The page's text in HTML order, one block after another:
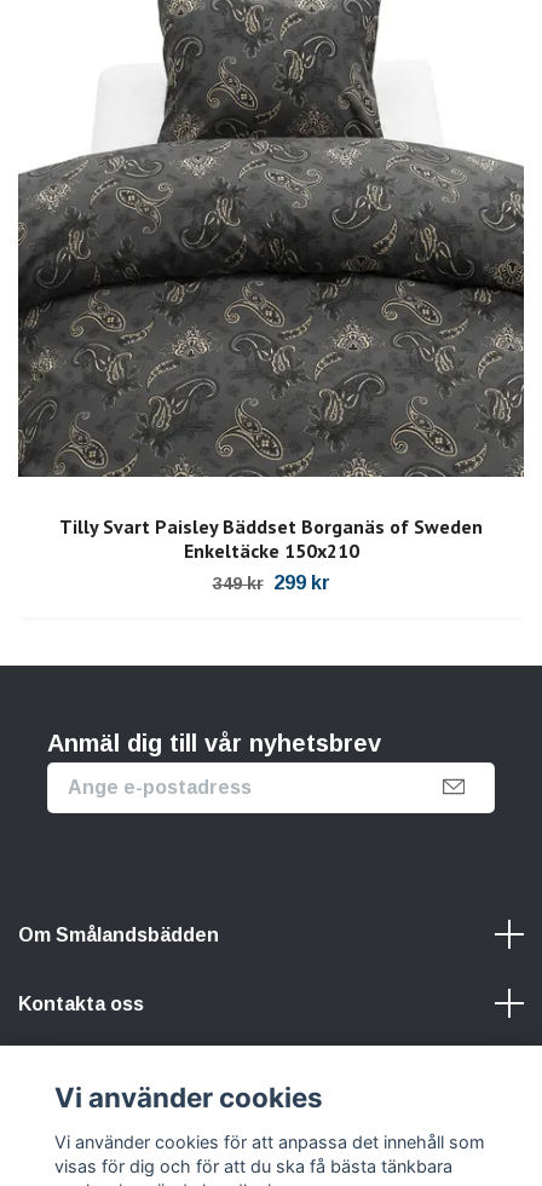
Tilly Svart Paisley Bäddset Borganäs of Sweden
Enkeltäcke 150x210
349 kr 299 kr
Anmäl dig till vår nyhetsbrev
Om Smålandsbädden
Kontakta oss
Sociala medier
Vi använder cookies
Vi använder cookies för att anpassa det innehåll som
visas för dig och för att du ska få bästa tänkbara